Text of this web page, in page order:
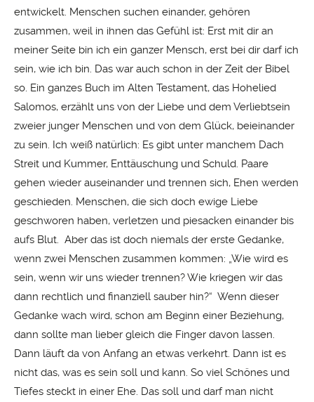
entwickelt. Menschen suchen einander, gehören
zusammen, weil in ihnen das Gefühl ist: Erst mit dir an
meiner Seite bin ich ein ganzer Mensch, erst bei dir darf ich
sein, wie ich bin. Das war auch schon in der Zeit der Bibel
so. Ein ganzes Buch im Alten Testament, das Hohelied
Salomos, erzählt uns von der Liebe und dem Verliebtsein
zweier junger Menschen und von dem Glück, beieinander
zu sein. Ich weiß natürlich: Es gibt unter manchem Dach
Streit und Kummer, Enttäuschung und Schuld. Paare
gehen wieder auseinander und trennen sich, Ehen werden
geschieden. Menschen, die sich doch ewige Liebe
geschworen haben, verletzen und piesacken einander bis
aufs Blut. Aber das ist doch niemals der erste Gedanke,
wenn zwei Menschen zusammen kommen: „Wie wird es
sein, wenn wir uns wieder trennen? Wie kriegen wir das
dann rechtlich und finanziell sauber hin?“ Wenn dieser
Gedanke wach wird, schon am Beginn einer Beziehung,
dann sollte man lieber gleich die Finger davon lassen.
Dann läuft da von Anfang an etwas verkehrt. Dann ist es
nicht das, was es sein soll und kann. So viel Schönes und
Tiefes steckt in einer Ehe. Das soll und darf man nicht